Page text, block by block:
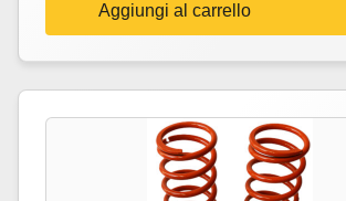
Aggiungi al carrello